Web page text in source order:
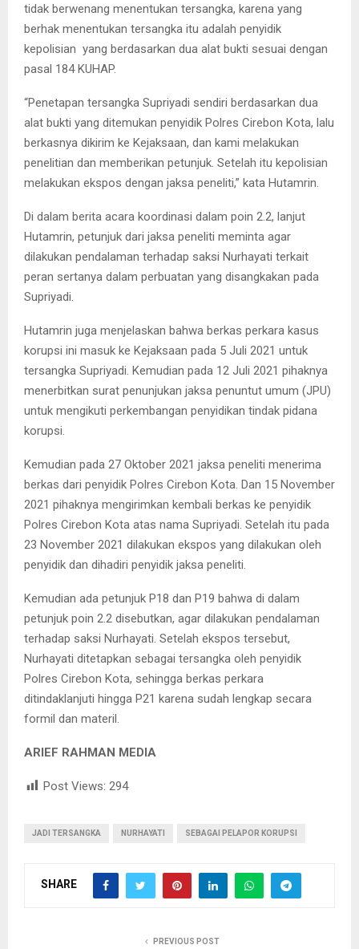
tidak berwenang menentukan tersangka, karena yang
berhak menentukan tersangka itu adalah penyidik
kepolisian yang berdasarkan dua alat bukti sesuai dengan
pasal 184 KUHAP.
“Penetapan tersangka Supriyadi sendiri berdasarkan dua
alat bukti yang ditemukan penyidik Polres Cirebon Kota, lalu
berkasnya dikirim ke Kejaksaan, dan kami melakukan
penelitian dan memberikan petunjuk. Setelah itu kepolisian
melakukan ekspos dengan jaksa peneliti,” kata Hutamrin.
Di dalam berita acara koordinasi dalam poin 2.2, lanjut
Hutamrin, petunjuk dari jaksa peneliti meminta agar
dilakukan pendalaman terhadap saksi Nurhayati terkait
peran sertanya dalam perbuatan yang disangkakan pada
Supriyadi.
Hutamrin juga menjelaskan bahwa berkas perkara kasus
korupsi ini masuk ke Kejaksaan pada 5 Juli 2021 untuk
tersangka Supriyadi. Kemudian pada 12 Juli 2021 pihaknya
menerbitkan surat penunjukan jaksa penuntut umum (JPU)
untuk mengikuti perkembangan penyidikan tindak pidana
korupsi.
Kemudian pada 27 Oktober 2021 jaksa peneliti menerima
berkas dari penyidik Polres Cirebon Kota. Dan 15 November
2021 pihaknya mengirimkan kembali berkas ke penyidik
Polres Cirebon Kota atas nama Supriyadi. Setelah itu pada
23 November 2021 dilakukan ekspos yang dilakukan oleh
penyidik dan dihadiri penyidik jaksa peneliti.
Kemudian ada petunjuk P18 dan P19 bahwa di dalam
petunjuk poin 2.2 disebutkan, agar dilakukan pendalaman
terhadap saksi Nurhayati. Setelah ekspos tersebut,
Nurhayati ditetapkan sebagai tersangka oleh penyidik
Polres Cirebon Kota, sehingga berkas perkara
ditindaklanjuti hingga P21 karena sudah lengkap secara
formil dan materil.
ARIEF RAHMAN MEDIA
Post Views: 294
JADI TERSANGKA NURHAYATI SEBAGAI PELAPOR KORUPSI
SHARE
PREVIOUS POST